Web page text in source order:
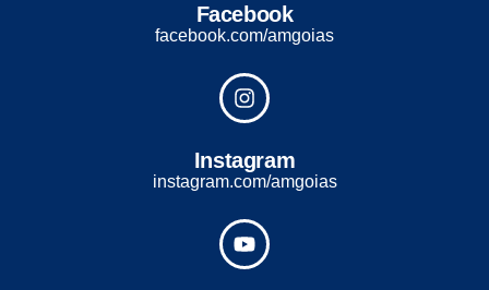
Facebook
facebook.com/amgoias
Instagram
instagram.com/amgoias